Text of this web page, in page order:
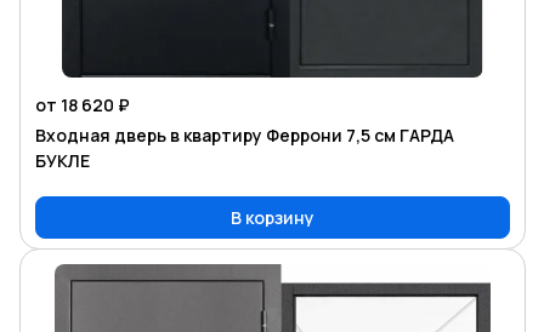
от 18 620 ₽
Входная дверь в квартиру Феррони 7,5 см ГАРДА
БУКЛЕ
В корзину